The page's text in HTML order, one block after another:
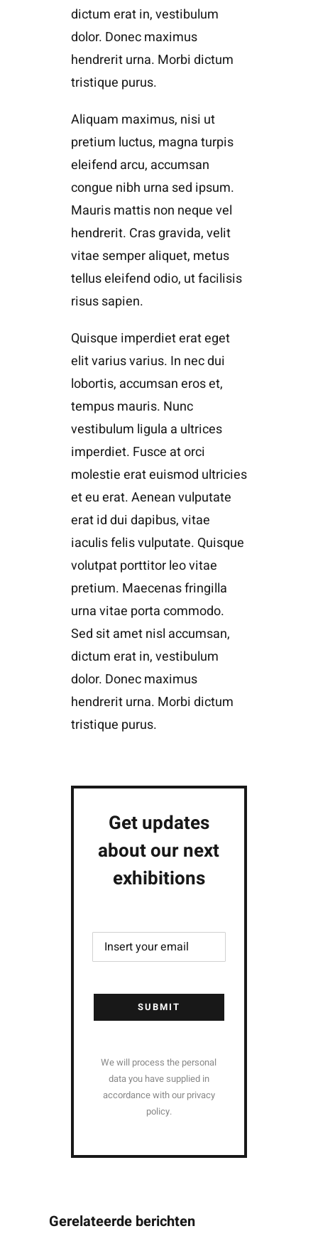
dictum erat in, vestibulum
dolor. Donec maximus
hendrerit urna. Morbi dictum
tristique purus.
Aliquam maximus, nisi ut
pretium luctus, magna turpis
eleifend arcu, accumsan
congue nibh urna sed ipsum.
Mauris mattis non neque vel
hendrerit. Cras gravida, velit
vitae semper aliquet, metus
tellus eleifend odio, ut facilisis
risus sapien.
Quisque imperdiet erat eget
elit varius varius. In nec dui
lobortis, accumsan eros et,
tempus mauris. Nunc
vestibulum ligula a ultrices
imperdiet. Fusce at orci
molestie erat euismod ultricies
et eu erat. Aenean vulputate
erat id dui dapibus, vitae
iaculis felis vulputate. Quisque
volutpat porttitor leo vitae
pretium. Maecenas fringilla
urna vitae porta commodo.
Sed sit amet nisl accumsan,
dictum erat in, vestibulum
dolor. Donec maximus
hendrerit urna. Morbi dictum
tristique purus.
Get updates
about our next
exhibitions
SUBMIT
We will process the personal
data you have supplied in
accordance with our privacy
policy.
Gerelateerde berichten